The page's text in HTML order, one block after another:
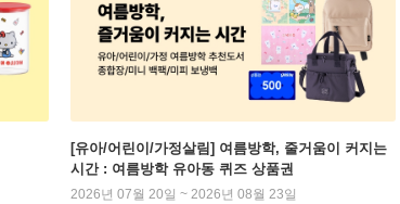
[유아/어린이/가정살림] 여름방학, 줄거움이 커지는
시간 : 여름방학 유아동 퀴즈 상품권
2026년 07월 20일 ~ 2026년 08월 23일